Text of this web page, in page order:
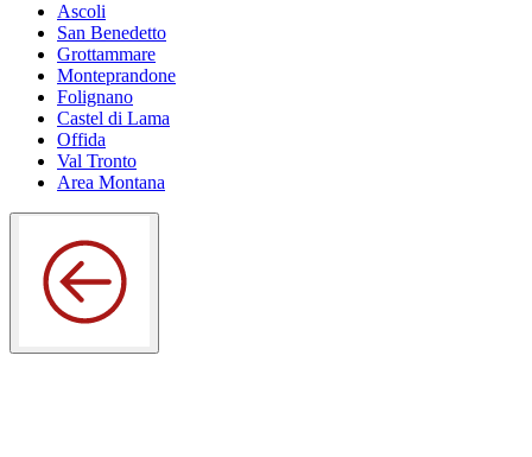
Ascoli
San Benedetto
Grottammare
Monteprandone
Folignano
Castel di Lama
Offida
Val Tronto
Area Montana